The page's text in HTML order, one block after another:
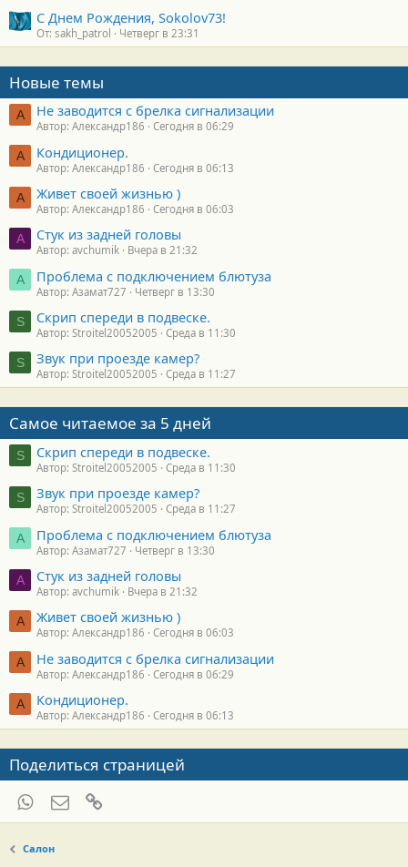
С Днем Рождения, Sokolov73!
От: sakh_patrol Четверг в 23:31
Новые темы
А Не заводится с брелка сигнализации
Автор: Александр186 Сегодня в 06:29
А Кондиционер.
Автор: Александр186 Сегодня в 06:13
А Живет своей жизнью )
Автор: Александр186 Сегодня в 06:03
A Стук из задней головы
Автор: avchumik Вчера в 21:32
А Проблема с подключением блютуза
Автор: Азамат727 Четверг в 13:30
S Скрип спереди в подвеске.
Автор: Stroitel20052005 Среда в 11:30
S Звук при проезде камер?
Автор: Stroitel20052005 Среда в 11:27
Самое читаемое за 5 дней
S Скрип спереди в подвеске.
Автор: Stroitel20052005 Среда в 11:30
S Звук при проезде камер?
Автор: Stroitel20052005 Среда в 11:27
А Проблема с подключением блютуза
Автор: Азамат727 Четверг в 13:30
A Стук из задней головы
Автор: avchumik Вчера в 21:32
А Живет своей жизнью )
Автор: Александр186 Сегодня в 06:03
А Не заводится с брелка сигнализации
Автор: Александр186 Сегодня в 06:29
А Кондиционер.
Автор: Александр186 Сегодня в 06:13
Поделиться страницей
WhatsAppЭлектронная почта
Салон